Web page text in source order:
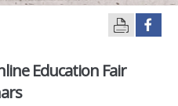
Education Fair